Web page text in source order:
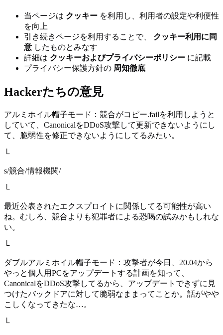
当ページは クッキー を利用し、利用者の設定や利便性
を向上
引き続きページを利用することで、 クッキー利用に同
意 したものとみなす
詳細は クッキーおよびプライバシーポリシー に記載
プライバシー保護方針の 周知徹底
Hackerたちの意見
アルミホイル帽子モード：競合がコピー.failを利用しようと
していて、CanonicalをDDoS攻撃して更新できないようにし
て、脆弱性を修正できないようにしてるみたい。
└
s/競合/情報機関/
└
最近公表されたエクスプロイトに関係してる可能性が高い
ね。むしろ、競合よりも犯罪者による恐喝の試みかもしれな
い。
└
ダブルアルミホイル帽子モード：攻撃者が今日、20.04から
やっと個人用PCをアップデートする計画を知って、
CanonicalをDDoS攻撃してるから、アップデートできずに見
つけたバックドアに対して脆弱なままってことか。話がやや
こしくなってきたな…。
└